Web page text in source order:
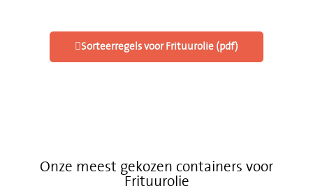
Sorteerregels voor Frituurolie (pdf)
Onze meest gekozen containers voor
Frituurolie